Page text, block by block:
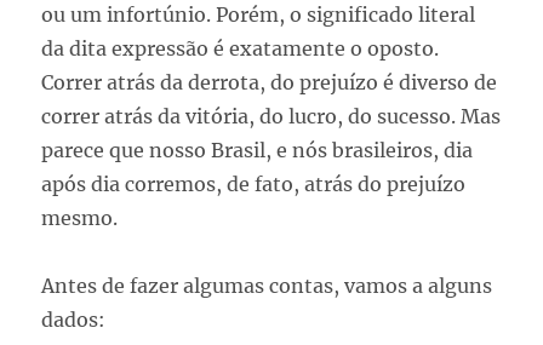
ou um infortúnio. Porém, o significado literal
da dita expressão é exatamente o oposto.
Correr atrás da derrota, do prejuízo é diverso de
correr atrás da vitória, do lucro, do sucesso. Mas
parece que nosso Brasil, e nós brasileiros, dia
após dia corremos, de fato, atrás do prejuízo
mesmo.
Antes de fazer algumas contas, vamos a alguns
dados: